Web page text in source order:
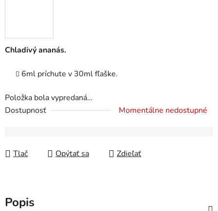
Chladivý ananás.
6ml príchute v 30ml fľaške.
Položka bola vypredaná…
Dostupnosť
Momentálne nedostupné
Tlač Opýtať sa Zdieľať
Popis